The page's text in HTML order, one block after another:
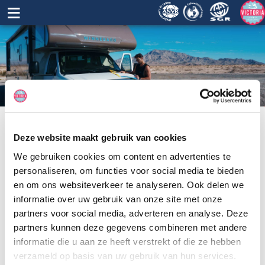
Deze website maakt gebruik van cookies
We gebruiken cookies om content en advertenties te
personaliseren, om functies voor social media te bieden
en om ons websiteverkeer te analyseren. Ook delen we
informatie over uw gebruik van onze site met onze
partners voor social media, adverteren en analyse. Deze
partners kunnen deze gegevens combineren met andere
informatie die u aan ze heeft verstrekt of die ze hebben
verzameld op basis van uw gebruik van hun services.
≡
Camperspecials
Huur een van de camperspecials van Apollo USA en profiteer van
de voordelige prijzen. De voordelige aanbiedingen wil je toch niet
missen?! Hieronder vind je het huidige aanbod. Wil je meer
informatie, persoonlijk advies of een offerte? Bel 072-2010175 of
klik hier. Wij nemen dan per omgaande contact met je op.